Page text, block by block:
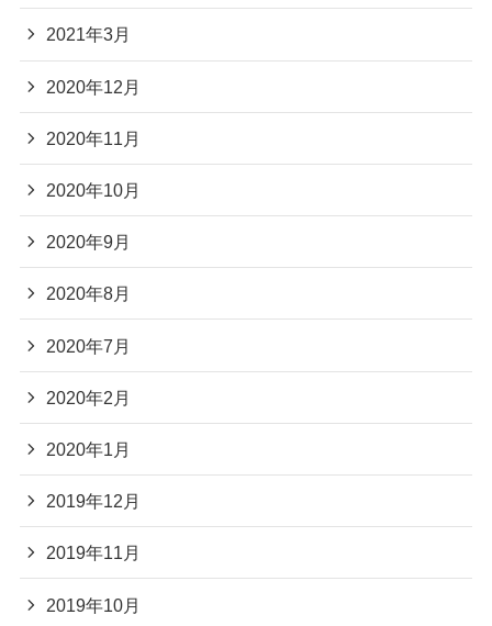
2021年3月
2020年12月
2020年11月
2020年10月
2020年9月
2020年8月
2020年7月
2020年2月
2020年1月
2019年12月
2019年11月
2019年10月